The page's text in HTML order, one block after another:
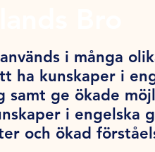
i många
ha kunskaper i
samt ge ökade
i engelska
och ökad